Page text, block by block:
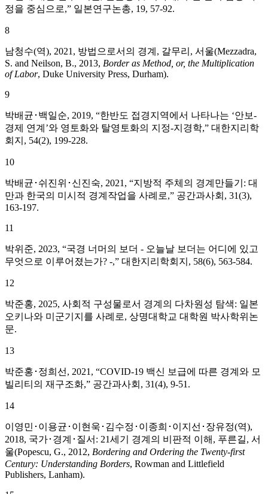
정을 중심으로,” 일본연구논총, 19, 57-92.
8
남청수(역), 2021, 방법으로서의 경계, 갈무리, 서울(Mezzadra,
S. and Neilson, B., 2013, Border as Method, or, the Multiplication
of Labor, Duke University Press, Durham).
9
박배균･백일순, 2019, “한반도 접경지역에서 나타나는 ‘안보-
경제 연계’와 영토화와 탈영토화의 지정-지경학,” 대한지리학
회지, 54(2), 199-228.
10
박배균･쉬진위･신진숙, 2021, “지방적 주체의 경계만들기: 대
만과 한국의 미시적 경계작업을 사례로,” 공간과사회, 31(3),
163-197.
11
박위준, 2023, “국경 너머의 보더 - 오늘날 보더는 어디에 있고
무엇으로 이루어졌는가? -,” 대한지리학회지, 58(6), 563-584.
12
박준홍, 2025, 사회적 구성물로서 경계의 다차원성 탐색: 일본
오키나와 미군기지를 사례로, 상명대학교 대학원 박사학위논
문.
13
박준홍･정희선, 2021, “COVID-19 백신 보급에 따른 경계와 모
빌리티의 재구조화,” 공간과사회, 31(4), 9-51.
14
이영민･이용균･이현욱･김수정･이종희･이지선･장유정(역),
2018, 국가･경계･질서: 21세기 경계의 비판적 이해, 푸른길, 서
울(Popescu, G., 2012, Bordering and Ordering the Twenty-first
Century: Understanding Borders, Rowman and Littlefield
Publishers, Lanham).